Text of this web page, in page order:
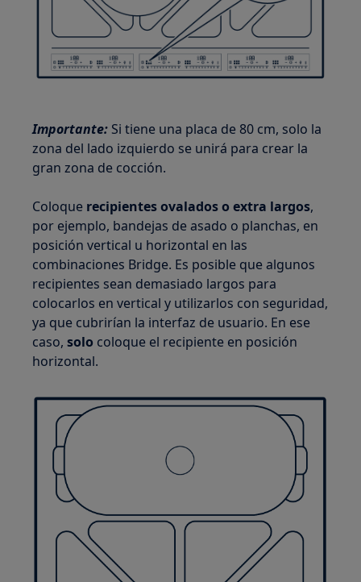
Importante: Si tiene una placa de 80 cm, solo la
zona del lado izquierdo se unirá para crear la
gran zona de cocción.
Coloque recipientes ovalados o extra largos,
por ejemplo, bandejas de asado o planchas, en
posición vertical u horizontal en las
combinaciones Bridge. Es posible que algunos
recipientes sean demasiado largos para
colocarlos en vertical y utilizarlos con seguridad,
ya que cubrirían la interfaz de usuario. En ese
caso,solo coloque el recipiente en posición
horizontal.